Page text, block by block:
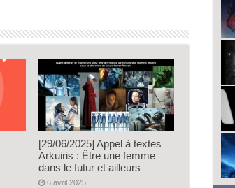
[29/06/2025] Appel à textes
Arkuiris : Être une femme
dans le futur et ailleurs
6 avril 2025